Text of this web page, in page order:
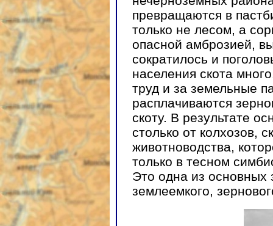
превращаются в
только не лесом, а
опасной амброзией,
сократилось и
населения скота
труд и за земельные
расплачиваются
скоту. В результате
столько от колхозов,
животноводства,
только в тесном
Это одна из основных
землеемкого,